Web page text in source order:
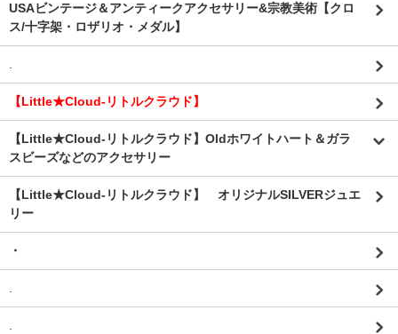
USAビンテージ＆アンティークアクセサリー&宗教美術【クロ
ス/十字架・ロザリオ・メダル】
.
【Little★Cloud-リトルクラウド】
【Little★Cloud-リトルクラウド】Oldホワイトハート＆ガラ
スビーズなどのアクセサリー
【Little★Cloud-リトルクラウド】 オリジナルSILVERジュエ
リー
・
.
.